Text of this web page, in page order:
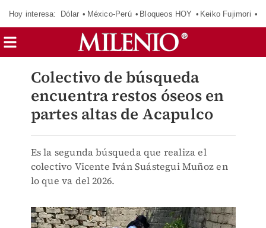
Hoy interesa: Dólar México-Perú Bloqueos HOY Keiko Fujimori
Colectivo de búsqueda
encuentra restos óseos en
partes altas de Acapulco
Es la segunda búsqueda que realiza el
colectivo Vicente Iván Suástegui Muñoz en
lo que va del 2026.